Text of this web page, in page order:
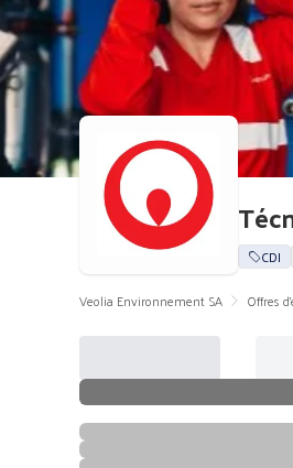
CDI
Veolia Environnement SA
Offres